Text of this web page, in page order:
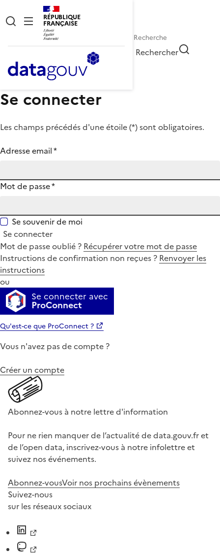
RÉPUBLIQUE
FRANÇAISE
Rechercher
Se connecter
Les champs précédés d'une étoile (*) sont obligatoires.
Adresse email*
Mot de passe*
Se souvenir de moi
Se connecter
Mot de passe oublié ? Récupérer votre mot de passe
Instructions de confirmation non reçues ? Renvoyer les
instructions
ou
Se connecter avec
ProConnect
Qu'est-ce que ProConnect ?
Vous n'avez pas de compte ?
Créer un compte
Abonnez-vous à notre lettre d'information
Pour ne rien manquer de l’actualité de data.gouv.fr et
de l’open data, inscrivez-vous à notre infolettre et
suivez nos événements.
Abonnez-vousVoir nos prochains évènements
Suivez-nous
sur les réseaux sociaux